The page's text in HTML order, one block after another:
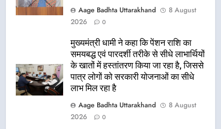
Aage Badhta Uttarakhand
8 August
2026
0
मुख्यमंत्री धामी ने कहा कि पेंशन राशि का
समयबद्ध एवं पारदर्शी तरीके से सीधे लाभार्थियों
के खातों में हस्तांतरण किया जा रहा है, जिससे
पात्र लोगों को सरकारी योजनाओं का सीधे
लाभ मिल रहा है
Aage Badhta Uttarakhand
8 August
2026
0